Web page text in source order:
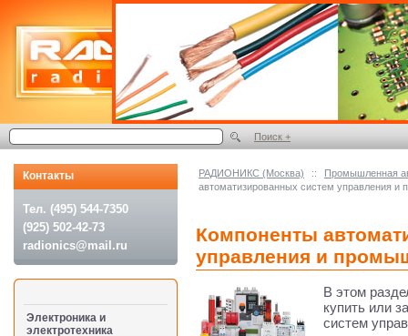
РАДИОНИКС (Москва) ::
Промышленная
автоматизированных систем управления
Компоненты
управления и
В этом
купить или
систем
Контакты
Тел. (495) 544-7350
(925) 502-42-73
radionics@mail.ru
Электроника и
электротехника
Поиск +